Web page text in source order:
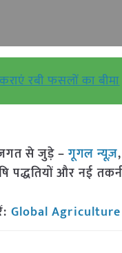
रबी फसलों का बीमा
से जुड़े –गूगल न्यूज़
पद्धतियों और नई
Global Agriculture